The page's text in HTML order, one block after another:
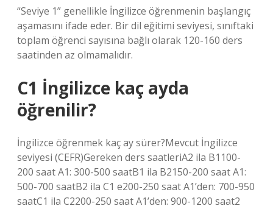
“Seviye 1” genellikle İngilizce öğrenmenin başlangıç ​​
aşamasını ifade eder. Bir dil eğitimi seviyesi, sınıftaki
toplam öğrenci sayısına bağlı olarak 120-160 ders
saatinden az olmamalıdır.
C1 İngilizce kaç ayda
öğrenilir?
İngilizce öğrenmek kaç ay sürer?Mevcut İngilizce
seviyesi (CEFR)Gereken ders saatleriA2 ila B1100-
200 saat A1: 300-500 saatB1 ila B2150-200 saat A1:
500-700 saatB2 ila C1 e200-250 saat A1’den: 700-950
saatC1 ila C2200-250 saat A1’den: 900-1200 saat2